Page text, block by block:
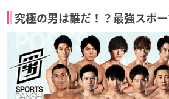
究極の男は誰だ！？最強スポ